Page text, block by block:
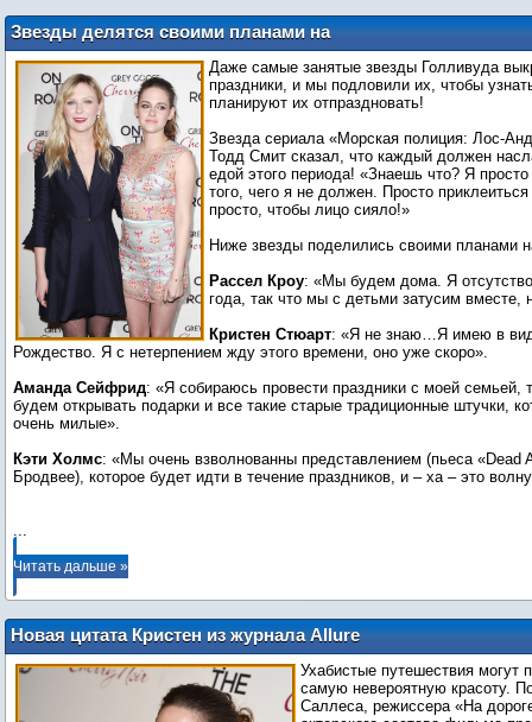
Звезды делятся своими планами на
праздники!
Даже самые занятые звезды Голливуда
праздники, и мы подловили их, чтобы
планируют их отпраздновать!
Звезда сериала «Морская полиция: Лос-
Тодд Смит сказал, что каждый должен
едой этого периода! «Знаешь что? Я просто
того, чего я не должен. Просто
просто, чтобы лицо сияло!»
Ниже звезды поделились своими планами
Рассел Кроу: «Мы будем дома. Я
года, так что мы с детьми затусим вместе,
Кристен Стюарт: «Я не знаю…Я имею в
Рождество. Я с нетерпением жду этого времени, оно уже скоро».
Аманда Сейфрид: «Я собираюсь провести праздники с моей
будем открывать подарки и все такие старые традиционные штучки,
очень милые».
Кэти Холмс: «Мы очень взволнованны представлением (пьеса «Dead
Бродвее), которое будет идти в течение праздников, и – ха – это
...
Читать дальше »
Новая цитата Кристен из журнала Allure
с нью-йоркской премьеры «На дороге»
+ Уолтер упоминает Кристен
Ухабистые путешествия могут
самую невероятную красоту.
Саллеса, режиссера «На